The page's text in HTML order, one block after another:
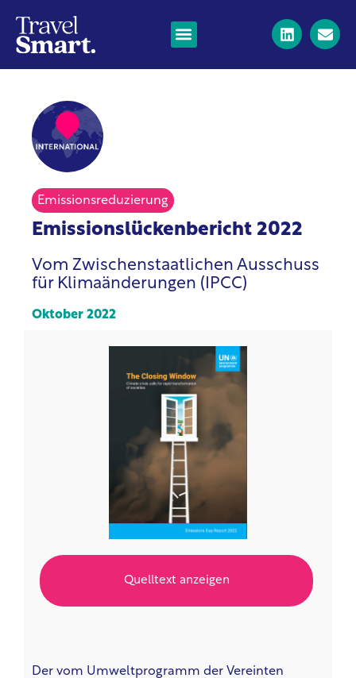
Emissionsreduzierung
Emissionslückenbericht 2022
Vom Zwischenstaatlichen Ausschuss
für Klimaänderungen (IPCC)
Oktober 2022
Quelltext anzeigen
Der vom Umweltprogramm der Vereinten